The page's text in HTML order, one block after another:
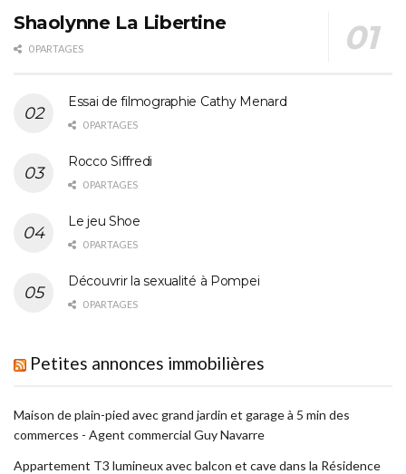
Shaolynne La Libertine
0 PARTAGES
Essai de filmographie Cathy Menard
0 PARTAGES
Rocco Siffredi
0 PARTAGES
Le jeu Shoe
0 PARTAGES
Découvrir la sexualité à Pompei
0 PARTAGES
Petites annonces immobilières
Maison de plain-pied avec grand jardin et garage à 5 min des
commerces - Agent commercial Guy Navarre
Appartement T3 lumineux avec balcon et cave dans la Résidence